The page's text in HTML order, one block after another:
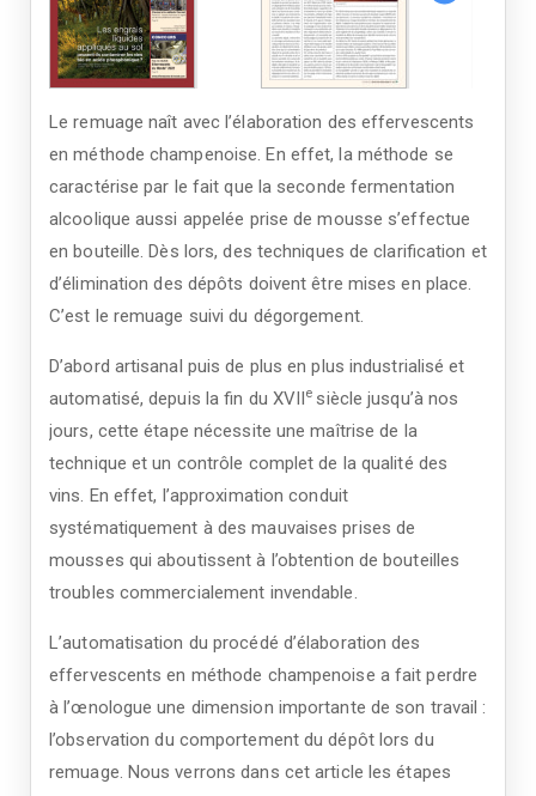
Le remuage naît avec l’élaboration des effervescents
en méthode champenoise. En effet, la méthode se
caractérise par le fait que la seconde fermentation
alcoolique aussi appelée prise de mousse s’effectue
en bouteille. Dès lors, des techniques de clarification et
d’élimination des dépôts doivent être mises en place.
C’est le remuage suivi du dégorgement.
D’abord artisanal puis de plus en plus industrialisé et
automatisé, depuis la fin du XVIIe siècle jusqu’à nos
jours, cette étape nécessite une maîtrise de la
technique et un contrôle complet de la qualité des
vins. En effet, l’approximation conduit
systématiquement à des mauvaises prises de
mousses qui aboutissent à l’obtention de bouteilles
troubles commercialement invendable.
L’automatisation du procédé d’élaboration des
effervescents en méthode champenoise a fait perdre
à l’œnologue une dimension importante de son travail :
l’observation du comportement du dépôt lors du
remuage. Nous verrons dans cet article les étapes